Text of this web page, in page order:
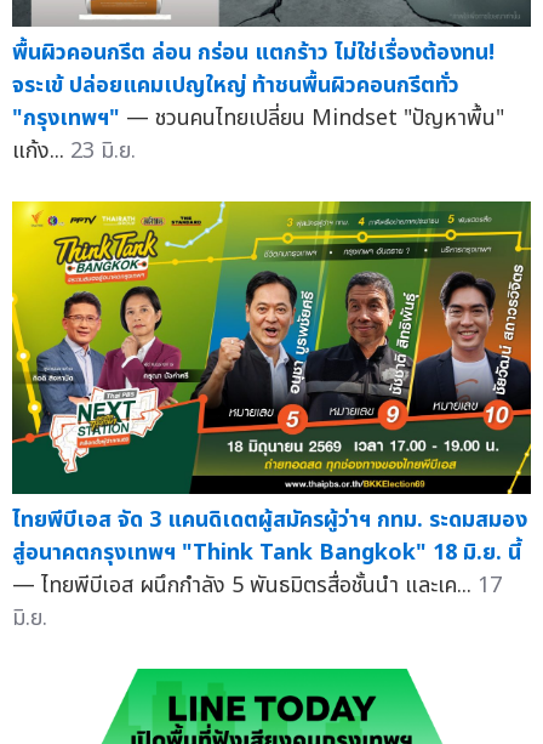
พื้นผิวคอนกรีต ล่อน กร่อน แตกร้าว ไม่ใช่เรื่องต้องทน!
จระเข้ ปล่อยแคมเปญใหญ่ ท้าชนพื้นผิวคอนกรีตทั่ว
"กรุงเทพฯ" — ชวนคนไทยเปลี่ยน Mindset "ปัญหาพื้น"
แก้ง... 23 มิ.ย.
ไทยพีบีเอส จัด 3 แคนดิเดตผู้สมัครผู้ว่าฯ กทม. ระดมสมอง
สู่อนาคตกรุงเทพฯ "Think Tank Bangkok" 18 มิ.ย. นี้
— ไทยพีบีเอส ผนึกกำลัง 5 พันธมิตรสื่อชั้นนำ และเค... 17
มิ.ย.